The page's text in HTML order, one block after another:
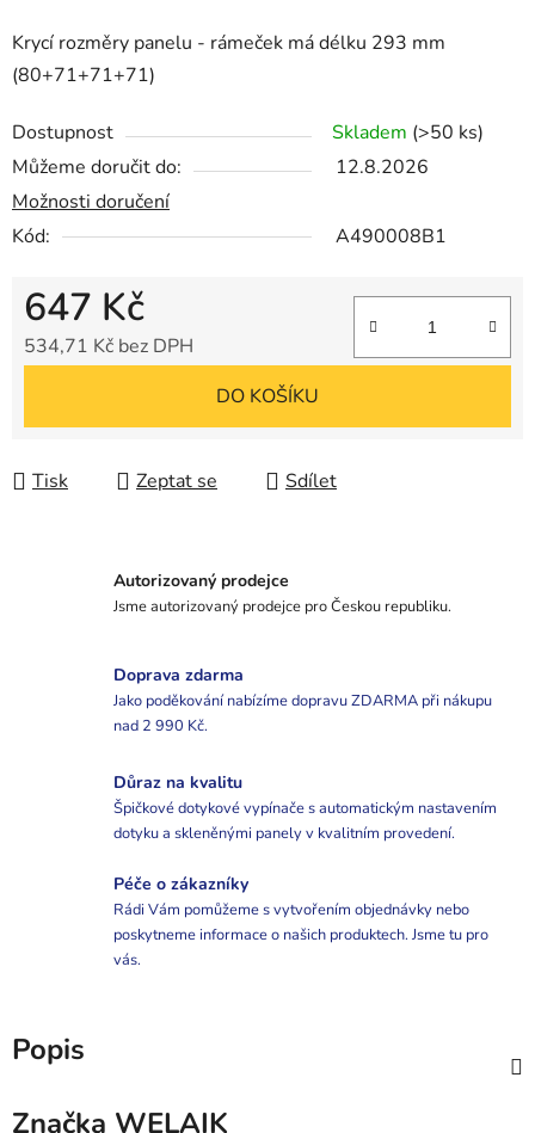
Krycí rozměry panelu - rámeček má délku 293 mm
(80+71+71+71)
Dostupnost Skladem (>50 ks)
Můžeme doručit do:
12.8.2026
Možnosti doručení
Kód:
A490008B1
647 Kč
534,71 Kč bez DPH
DO KOŠÍKU
Tisk Zeptat se Sdílet
Autorizovaný prodejce
Jsme autorizovaný prodejce pro Českou republiku.
Doprava zdarma
Jako poděkování nabízíme dopravu ZDARMA při nákupu
nad 2 990 Kč.
Důraz na kvalitu
Špičkové dotykové vypínače s automatickým nastavením
dotyku a skleněnými panely v kvalitním provedení.
Péče o zákazníky
Rádi Vám pomůžeme s vytvořením objednávky nebo
poskytneme informace o našich produktech. Jsme tu pro
vás.
Popis
Značka WELAIK